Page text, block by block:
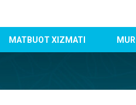
MATBUOT XIZMATI